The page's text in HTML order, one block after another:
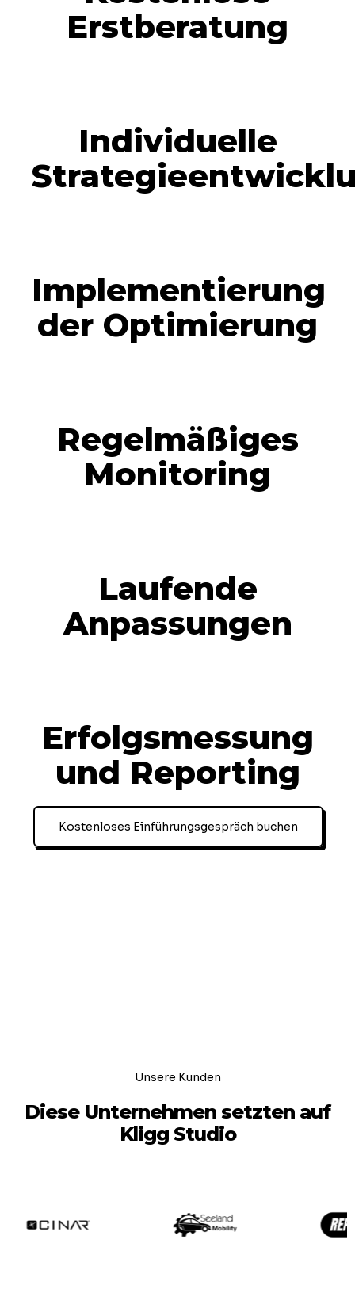
Erstberatung
Individuelle
Implementierung
der Optimierung
Regelmäßiges
Monitoring
Laufende
Anpassungen
Erfolgsmessung
und Reporting
Kostenloses Einführungsgespräch buchen
Unsere Kunden
Diese Unternehmen setzten auf
Kligg Studio